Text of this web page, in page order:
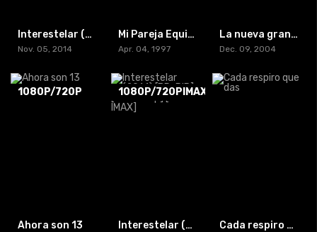
Interestelar (2014) [BD REMUX-1080p]
Nov. 05, 2014
Mi Pareja Equivocada
Apr. 04, 1997
La nueva gran estafa
Dec. 09, 2004
1080P/720P
Ahora son 13
1080P/720PIMAX
Interestelar (2014) [BD-RIP] [HD-1080p] [Versión IMAX] Cada respiro que das